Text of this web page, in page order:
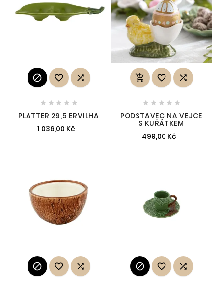
  
    
PLATTER 29,5 ERVILHA
1 036,00 Kč
  
    
PODSTAVEC NA VEJCE
S KUŘÁTKEM
499,00 Kč
     